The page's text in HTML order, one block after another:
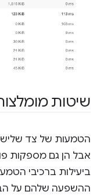
שיטות
הטמעות של צד שלישי
אבל הן גם מספקות
ביעילות ברכיבי
ההשפעה שלהם על